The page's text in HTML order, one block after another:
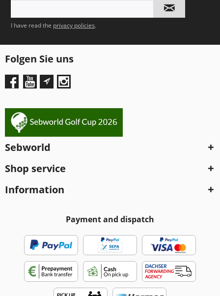
I have read the privacy policies.
Folgen Sie uns
Sebworld
Shop service
Information
Payment and dispatch